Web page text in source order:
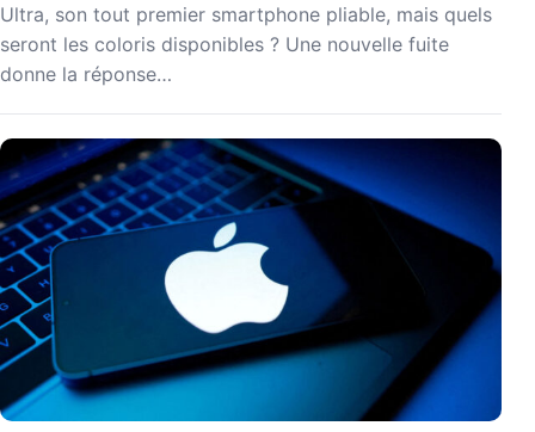
Ultra, son tout premier smartphone pliable, mais quels
seront les coloris disponibles ? Une nouvelle fuite
donne la réponse…